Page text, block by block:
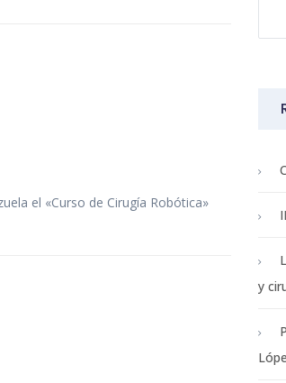
el «Curso de Cirugía Robótica»
y